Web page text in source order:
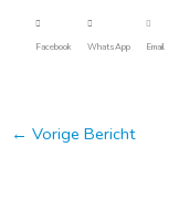
Facebook WhatsApp Email
← Vorige Bericht